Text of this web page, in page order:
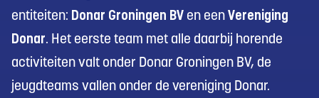
entiteiten: Donar Groningen BV en een Vereniging
Donar. Het eerste team met alle daarbij horende
activiteiten valt onder Donar Groningen BV, de
jeugdteams vallen onder de vereniging Donar.